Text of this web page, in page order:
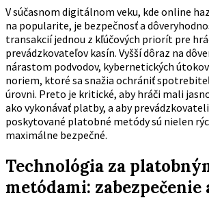
V súčasnom digitálnom veku, kde online
na popularite, je bezpečnosť a
transakcií jednou z kľúčových priorít pre
prevádzkovateľov kasín. Vyšší dôraz na
nárastom podvodov, kybernetických
noriem, ktoré sa snažia ochrániť
úrovni. Preto je kritické, aby hráči mali
ako vykonávať platby, a aby
poskytované platobné metódy sú nielen
maximálne bezpečné.
Technológia za
metódami: zabezpečenie